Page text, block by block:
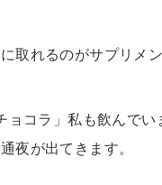
取れるのがサプリメ
ョコラ」私も飲んで
夜が出てきます。